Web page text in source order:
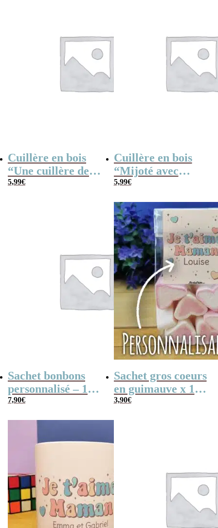
Cuillère en bois
“Une cuillère de
petits bisous”
5,99€
Cuillère en bois
“Mijoté avec
amour”
30 cm
5,99€
Sachet bonbons
personnalisé – 15
nougats tendres –
7,90€
Sachet gros coeurs
en guimauve x 15
– “Je t’aime
3,90€